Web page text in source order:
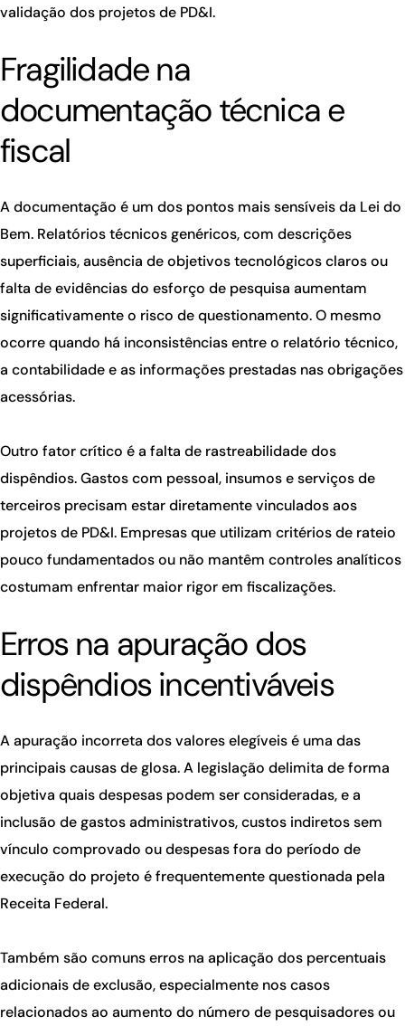
validação dos projetos de PD&I.
Fragilidade na
documentação técnica e
fiscal
A documentação é um dos pontos mais sensíveis da Lei do
Bem. Relatórios técnicos genéricos, com descrições
superficiais, ausência de objetivos tecnológicos claros ou
falta de evidências do esforço de pesquisa aumentam
significativamente o risco de questionamento. O mesmo
ocorre quando há inconsistências entre o relatório técnico,
a contabilidade e as informações prestadas nas obrigações
acessórias.
Outro fator crítico é a falta de rastreabilidade dos
dispêndios. Gastos com pessoal, insumos e serviços de
terceiros precisam estar diretamente vinculados aos
projetos de PD&I. Empresas que utilizam critérios de rateio
pouco fundamentados ou não mantêm controles analíticos
costumam enfrentar maior rigor em fiscalizações.
Erros na apuração dos
dispêndios incentiváveis
A apuração incorreta dos valores elegíveis é uma das
principais causas de glosa. A legislação delimita de forma
objetiva quais despesas podem ser consideradas, e a
inclusão de gastos administrativos, custos indiretos sem
vínculo comprovado ou despesas fora do período de
execução do projeto é frequentemente questionada pela
Receita Federal.
Também são comuns erros na aplicação dos percentuais
adicionais de exclusão, especialmente nos casos
relacionados ao aumento do número de pesquisadores ou